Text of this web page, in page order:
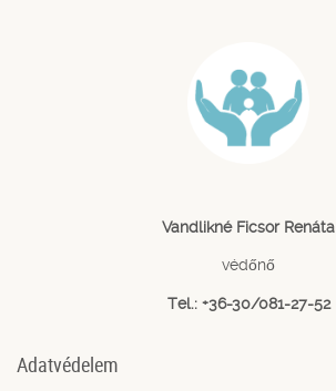
Vandlikné Ficsor Renáta
védőnő
Tel.: +36-30/081-27-52
Adatvédelem